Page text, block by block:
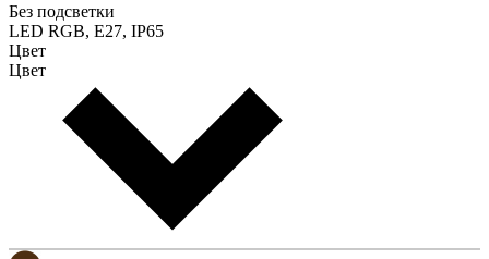
Без подсветки
LED RGB, E27, IP65
Цвет
Цвет